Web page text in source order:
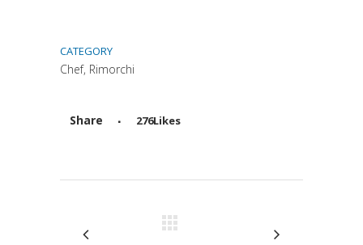
CATEGORY
Chef, Rimorchi
Share
Attiva comando
276Likes